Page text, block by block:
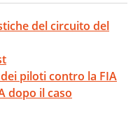
del circuito del
piloti contro la FIA
dopo il caso